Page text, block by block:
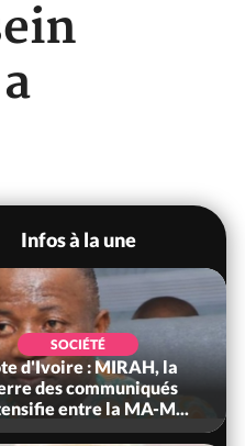
Infos à la une
SOCIÉTÉ
d'Ivoire : MIRAH, la
des communiqués
entre la MA-M...